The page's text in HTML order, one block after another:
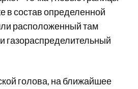
в состав определенной
расположенный там
газораспределительный
голова, на ближайшее